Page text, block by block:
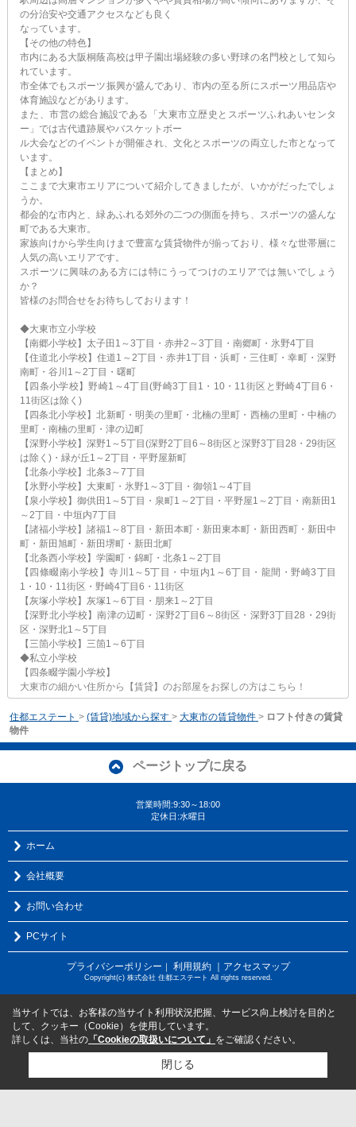
の分治安や交通アクセスなども良く
なっています。
【その他の特色】
市内にある大阪桐蔭高校は甲子園出場経験の多い野球の名門校として知ら
れています。
市全体でもスポーツ振興が盛んであり、市内の至る所にスポーツ用品店や
体育施設などがあります。
また、市営の総合施設である「大東市立歴史とスポーツふれあいセンタ
ー」では古代遺跡展やバスケットボー
ル大会などのイベントが開催され、文化とスポーツの両立した市となって
います。
【まとめ】
ここまで大東市エリアについて紹介してきましたが、いかがだったでしょ
うか。
都会的な市内と、緑あふれる郊外の二つの側面を持ち、スポーツの盛んな
町である大東市。
家族向けから学生向けまで豊富な賃貸物件が揃っており、様々な世帯層に
人気の高いエリアです。
スポーツに興味のある方には特にうってつけのエリアでは無いでしょう
か？
皆様のお問合せをお待ちしております！
◆大東市立小学校
【南郷小学校】太子田1～3丁目・赤井2～3丁目・南郷町・氷野4丁目
【住道北小学校】住道1～2丁目・赤井1丁目・浜町・三住町・幸町・深野
南町・谷川1～2丁目・曙町
【四条小学校】野崎1～4丁目(野崎3丁目1・10・11街区と野崎4丁目6・
11街区は除く)
【四条北小学校】北新町・明美の里町・北楠の里町・西楠の里町・中楠の
里町・南楠の里町・津の辺町
【深野小学校】深野1～5丁目(深野2丁目6～8街区と深野3丁目28・29街区
は除く)・緑が丘1～2丁目・平野屋新町
【北条小学校】北条3～7丁目
【氷野小学校】大東町・氷野1～3丁目・御領1～4丁目
【泉小学校】御供田1～5丁目・泉町1～2丁目・平野屋1～2丁目・南新田1
～2丁目・中垣内7丁目
【諸福小学校】諸福1～8丁目・新田本町・新田東本町・新田西町・新田中
町・新田旭町・新田堺町・新田北町
【北条西小学校】学園町・錦町・北条1～2丁目
【四條畷南小学校】寺川1～5丁目・中垣内1～6丁目・龍間・野崎3丁目
1・10・11街区・野崎4丁目6・11街区
【灰塚小学校】灰塚1～6丁目・朋来1～2丁目
【深野北小学校】南津の辺町・深野2丁目6～8街区・深野3丁目28・29街
区・深野北1～5丁目
【三箇小学校】三箇1～6丁目
◆私立小学校
【四条畷学園小学校】
大東市の細かい住所から【賃貸】のお部屋をお探しの方はこちら！
住都エステート > (賃貸)地域から探す > 大東市の賃貸物件 > ロフト付きの賃貸
物件
ページトップに戻る
営業時間:9:30～18:00
定休日:水曜日
ホーム
会社概要
お問い合わせ
PCサイト
プライバシーポリシー ｜ 利用規約 ｜アクセスマップ
Copyright(c) 株式会社 住都エステート All rights reserved.
当サイトでは、お客様の当サイト利用状況把握、サービス向上検討を目的と
して、クッキー（Cookie）を使用しています。
詳しくは、当社の 「Cookieの取扱いについて」 をご確認ください。
閉じる